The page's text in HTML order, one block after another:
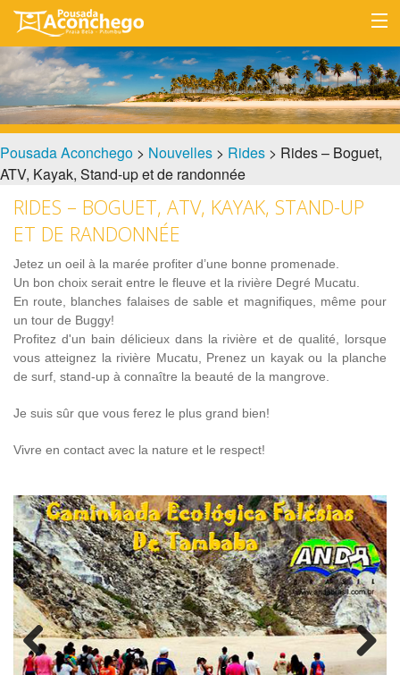
ACCUEIL
HÉBERGEMENT
EMPLACEMENT
TARIFS
RAPPORTS
CONTACT
Pousada Aconchego > Nouvelles > Rides > Rides – Boguet,
ATV, Kayak, Stand-up et de randonnée
RIDES – BOGUET, ATV, KAYAK, STAND-UP
ET DE RANDONNÉE
Jetez un oeil à la marée profiter d’une bonne promenade.
Un bon choix serait entre le fleuve et la rivière Degré Mucatu.
En route, blanches falaises de sable et magnifiques, même pour
un tour de Buggy!
Profitez d'un bain délicieux dans la rivière et de qualité, lorsque
vous atteignez la rivière Mucatu, Prenez un kayak ou la planche
de surf, stand-up à connaître la beauté de la mangrove.
Je suis sûr que vous ferez le plus grand bien!
Vivre en contact avec la nature et le respect!